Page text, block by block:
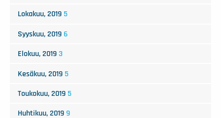
Lokakuu, 2019 5
Syyskuu, 2019 6
Elokuu, 2019 3
Kesäkuu, 2019 5
Toukokuu, 2019 5
Huhtikuu, 2019 9